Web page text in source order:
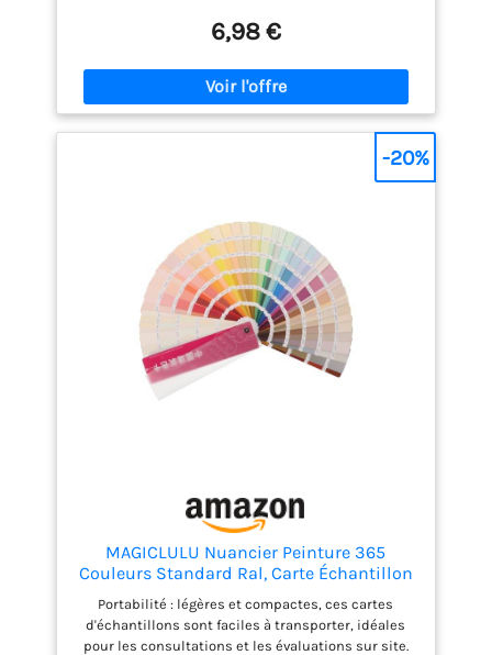
supports. Pièces : Cuisine, chambre, salle de bain,
salle à manger. Supports : Portes, murs, plinthes,
encadrements de fenêtres. Surfaces : Plâtre,
Ciment, Vieilles peintures, Bois, Enduit, Papier
peint, Toile, Fibre de verre [ROULEAU D'APPLICATION]
Grâce à son petit rouleur d'application, le testeur de
peinture Si Simple permet d'appliquer facilement
sur votre mur ou sur un carton un échantillon de
comprend une sous-couche intégrée à sa formule,
donc pas besoin de sous couche en plus de votre
peinture Si Simple [FACILE D’UTILISATION] La gamme
Si Simple a été pensée pour être accessible à tous
et facile d’utilisation. Si Simple est une peinture
lavable, lessivable et multisupport. Si Simple vous
propose des associations de couleurs pour faciliter
vos projets peintures [TEMPS DE SECHAGE] Après
application du testeur de couleur, attendre 1h pour
6,98 €
MAGICLULU Nuancier Peinture 365
Couleurs Standard Ral, Carte Échantillon
Couleur en Carton 1 Pièce, Palette
Multicolore pour Rénovation, Décoration
Intérieure et Choix Précis des Teintes
Portabilité : légères et compactes, ces cartes
d'échantillons sont faciles à transporter, idéales
pour les consultations et les évaluations sur site.
-20%